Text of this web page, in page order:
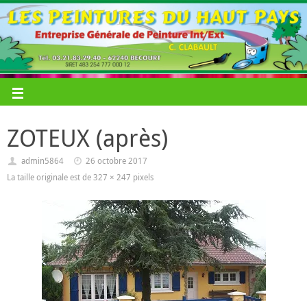
ZOTEUX (après)
admin5864
26 octobre 2017
La taille originale est de327 × 247 pixels